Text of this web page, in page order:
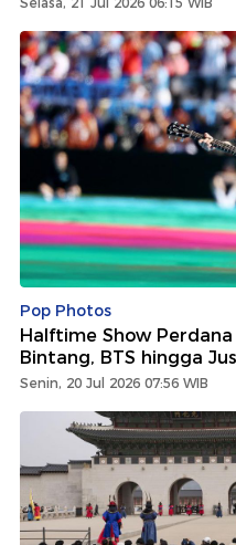
Pop Photos
Halftime Show
Bintang, BTS hingga
Senin, 20 Jul 2026 07:56 WIB